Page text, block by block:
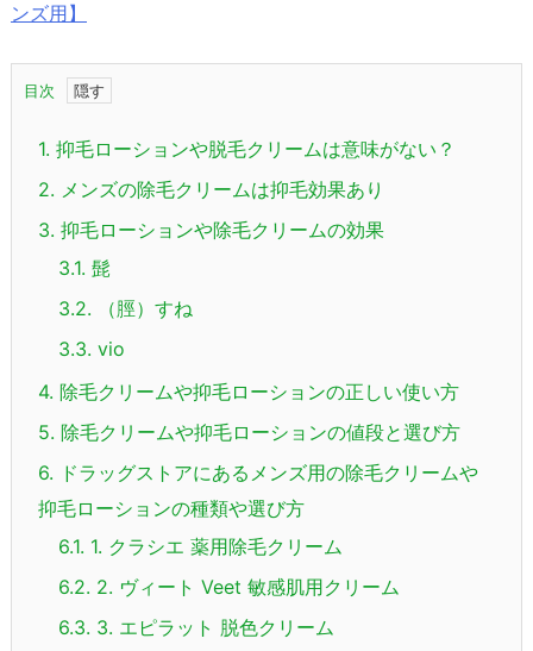
ンズ用】
目次
1. 抑毛ローションや脱毛クリームは意味がない？
2. メンズの除毛クリームは抑毛効果あり
3. 抑毛ローションや除毛クリームの効果
3.1. 髭
3.2. （脛）すね
3.3. vio
4. 除毛クリームや抑毛ローションの正しい使い方
5. 除毛クリームや抑毛ローションの値段と選び方
6. ドラッグストアにあるメンズ用の除毛クリームや
抑毛ローションの種類や選び方
6.1. 1. クラシエ 薬用除毛クリーム
6.2. 2. ヴィート Veet 敏感肌用クリーム
6.3. 3. エピラット 脱色クリーム